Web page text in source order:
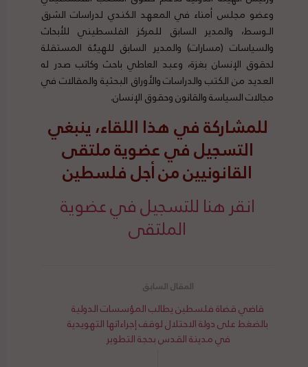
وعضو مجلس أمناء في المعهد الكندي لدراسات الشرق
الـوسط، والمدير السابق للمركز الفلسطيني للأبحاث
والسياسات (مسارات) والمدير السابق للهيئة المستقلة
لحقوق الإنسان بغزة، وعبد العاطي باحث وكاتب صدر له
العديد من الكتب والدراسات والأوراق البحثية والمقالات في
مجالات السياسة والقانون وحقوق الإنسان.
للمشاركة في هذا اللقاء، ينبغي
التسجيل في عضوية ملتقى
القانونيين من أجل فلسطين
انقر هنا للتسجيل في عضوية
الملتقى
قاضي قضاة فلسطين يطالب المؤسسات الدولية
بالضغط على دولة الاحتلال لوقف إجراءاتها التهويدية
في مدينة القدس بحجة التطوير